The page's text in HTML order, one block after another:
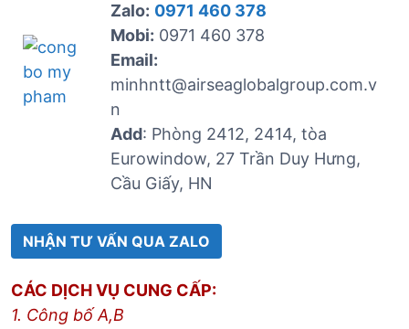
Zalo: 0971 460 378
Mobi: 0971 460 378
Email:
minhntt@airseaglobalgroup.com.v
n
Add: Phòng 2412, 2414, tòa
Eurowindow, 27 Trần Duy Hưng,
Cầu Giấy, HN
NHẬN TƯ VẤN QUA ZALO
CÁC DỊCH VỤ CUNG CẤP:
1. Công bố A,B